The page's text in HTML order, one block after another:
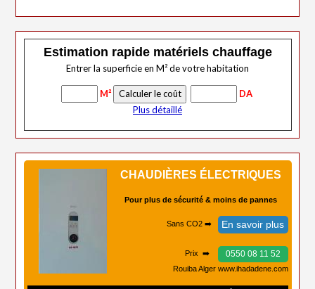
Estimation rapide matériels chauffage
Entrer la superficie en M² de votre habitation
M²
DA
Plus détaillé
CHAUDIÈRES ÉLECTRIQUES
Pour plus de sécurité & moins de pannes
Sans CO2 ➡️ En savoir plus
Prix ➡️ 0550 08 11 52
Rouiba Alger www.ihadadene.com